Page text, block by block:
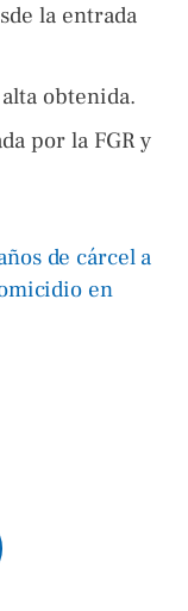
la entrada
obtenida.
por la FGR y
de cárcel a
en